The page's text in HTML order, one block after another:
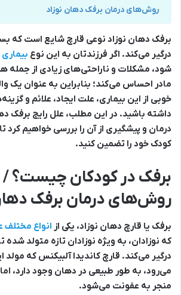
روش‌های درمان برفک دهان نوزاد
برفک دهان نوزاد نوعی قارچ شایع است که
درگیر می‌کند. اگر فرزندتان به این نوع
شود، مشکلات و ناراحتی‌های زیادی از جمله
مادر احساس می‌کند؛ بنابراین به عنوان یک
خوبی از این بیماری، علت ایجاد، علائم و
داشته باشید. در این مطلب، علل رایج برفک
درمان و پیشگیری از آن را بررسی خواهیم کرد
کودک خود را تضمین کنید.
برفک در کودکان چیست؟ /
روش‌های درمان برفک
برفک یا قارچ دهان نوزاد، یکی از انواع
که نوزادان، به ویژه نوزادان تازه متولد شده
درگیر می‌کند. قارچ کاندیدا آلبیکنس که مولد
می‌رود، به طور طبیعی در دهان وجود دارد،
منجر به عفونت می‌شود.